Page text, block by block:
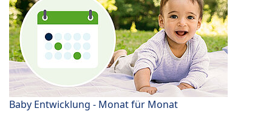
Baby Entwicklung - Monat für Monat